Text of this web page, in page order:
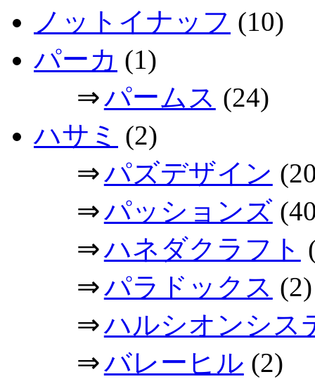
ノットイナッフ (10)
パーカ (1)
⇒パームス (24)
ハサミ (2)
⇒パズデザイン
⇒パッションズ
⇒ハネダクラフト
⇒パラドックス (2)
⇒ハルシオンシス
⇒バレーヒル (2)